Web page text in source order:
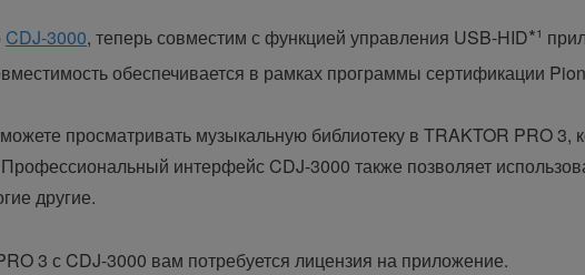
CDJ-3000, теперь совместим с функцией управления USB-HID*¹
обеспечивается в рамках программы сертификации
просматривать музыкальную библиотеку в TRAKTOR PRO 3,
интерфейс CDJ-3000 также позволяет
другие.
3 с CDJ-3000 вам потребуется лицензия на приложение.